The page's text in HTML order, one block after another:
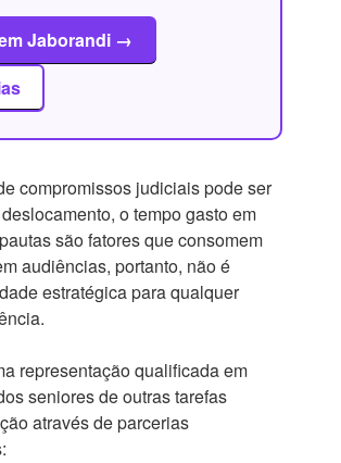
Jaborandi →
compromissos judiciais pode ser
o tempo gasto em
são fatores que consomem
audiências, portanto, não é
estratégica para qualquer
representação qualificada em
seniores de outras tarefas
através de parcerias